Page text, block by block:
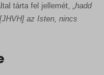
tárta fel jellemét,
„hadd
[JHVH] az Isten, nincs